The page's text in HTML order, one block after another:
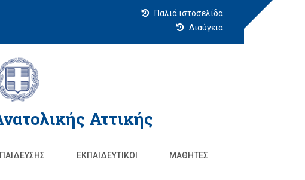
Παλιά ιστοσελίδα
Διαύγεια
Αττικής
ΕΚΠΑΙΔΕΥΤΙΚΟΊ ΜΑΘΗΤΈΣ